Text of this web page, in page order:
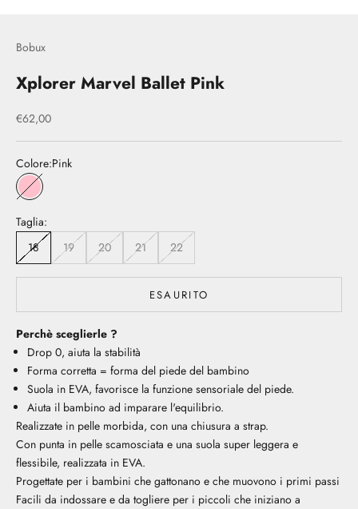
Bobux
Xplorer Marvel Ballet Pink
Prezzo scontato
€62,00
Colore:Pink
Pink
Taglia:
18
19 20 21 22
ESAURITO
Perchè sceglierle ?
Drop 0, aiuta la stabilità
Forma corretta = forma del piede del bambino
Suola in EVA, favorisce la funzione sensoriale del piede.
Aiuta il bambino ad imparare l'equilibrio.
Realizzate in pelle morbida, con una chiusura a strap.
Con punta in pelle scamosciata e una suola super leggera e
flessibile, realizzata in EVA.
Progettate per i bambini che gattonano e che muovono i primi passi
Facili da indossare e da togliere per i piccoli che iniziano a